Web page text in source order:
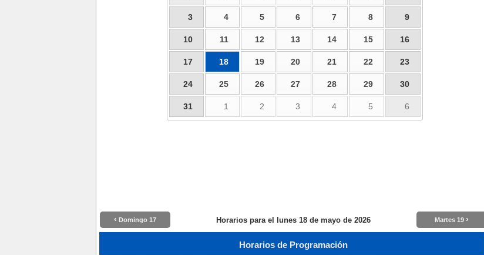
3 4 5 6 7 8 9
10 11 12 13 14 15 16
17 18 19 20 21 22 23
24 25 26 27 28 29 30
31 1 2 3 4 5 6
‹ Domingo 17 Horarios para el lunes 18 de mayo de 2026 Martes 19 ›
Horarios de Programación